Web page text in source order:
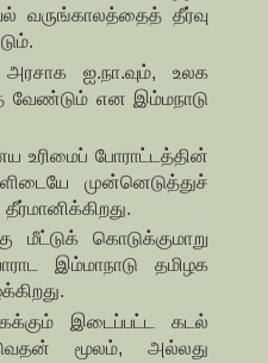
வருங்காலத்தைத் தீர்வு
ஐ.நா.வும், உலக
வேண்டும் என இம்மநாடு
உரிமைப் போராட்டத்தின்
முன்னெடுத்துச்
மீட்டுக் கொடுக்குமாறு
இம்மாநாடு தமிழக
இடைப்பட்ட கடல்
மூலம், அல்லது